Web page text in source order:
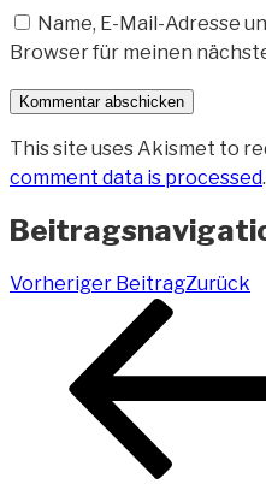
Name, E-Mail-Adresse
Browser für meinen
This site uses Akismet to
comment data is processed.
Vorheriger BeitragZurück